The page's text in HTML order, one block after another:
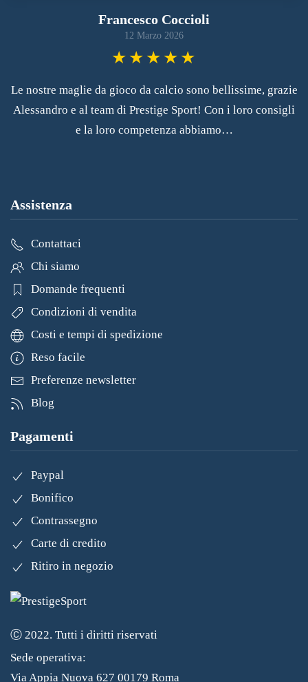
Francesco Coccioli
12 Marzo 2026
Le nostre maglie da gioco da calcio sono bellissime, grazie
Alessandro e al team di Prestige Sport! Con i loro consigli
e la loro competenza abbiamo…
Assistenza
Contattaci
Chi siamo
Domande frequenti
Condizioni di vendita
Costi e tempi di spedizione
Reso facile
Preferenze newsletter
Blog
Pagamenti
Paypal
Bonifico
Contrassegno
Carte di credito
Ritiro in negozio
Ⓒ 2022. Tutti i diritti riservati
Sede operativa:
Via Appia Nuova 627 00179 Roma